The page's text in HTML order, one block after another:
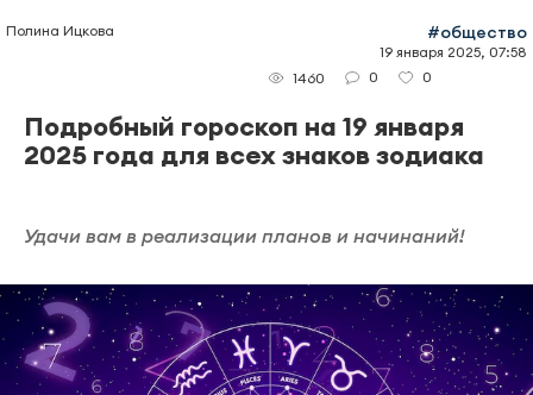
Полина Ицкова #общество
19 января 2025, 07:58
1460
0 0
Подробный гороскоп на 19 января
2025 года для всех знаков зодиака
Удачи вам в реализации планов и начинаний!